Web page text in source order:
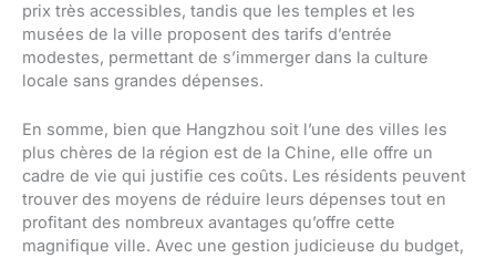
prix très accessibles, tandis que les temples et les
musées de la ville proposent des tarifs d’entrée
modestes, permettant de s’immerger dans la culture
locale sans grandes dépenses.
En somme, bien que Hangzhou soit l’une des villes les
plus chères de la région est de la Chine, elle offre un
cadre de vie qui justifie ces coûts. Les résidents peuvent
trouver des moyens de réduire leurs dépenses tout en
profitant des nombreux avantages qu’offre cette
magnifique ville. Avec une gestion judicieuse du budget,